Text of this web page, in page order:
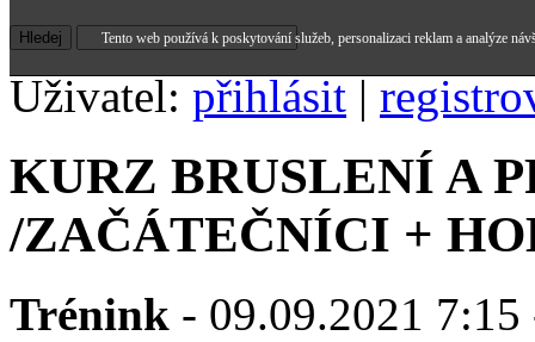
Uživatel: přihlásit |
KURZ BRUSLENÍ A
/ZAČÁTEČNÍCI +
Trénink - 09.09.2021 7:15
Tento web používá k poskytování služeb, personalizaci reklam a analýze